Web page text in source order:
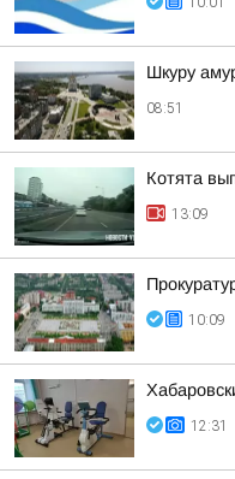
Шкуру
08:51
Котята
13:09
10:09
12:31